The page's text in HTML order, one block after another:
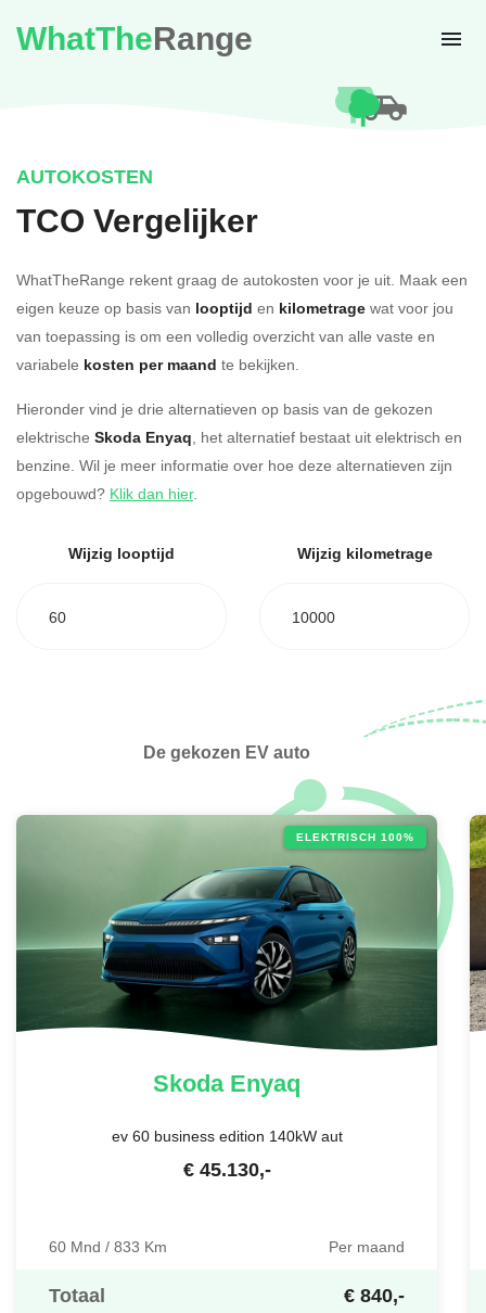
WhatTheRange
AUTOKOSTEN
TCO Vergelijker
WhatTheRange rekent graag de autokosten voor je uit. Maak een
eigen keuze op basis van looptijd en kilometrage wat voor jou
van toepassing is om een volledig overzicht van alle vaste en
variabele kosten per maand te bekijken.
Hieronder vind je drie alternatieven op basis van de gekozen
elektrische Skoda Enyaq, het alternatief bestaat uit elektrisch en
benzine. Wil je meer informatie over hoe deze alternatieven zijn
opgebouwd? Klik dan hier.
Wijzig looptijd
60
Wijzig kilometrage
10000
De gekozen EV auto
ELEKTRISCH 100%
SkodaEnyaq
ev 60 business edition 140kW aut
€ 45.130,-
60 Mnd / 833 Km Per maand
Totaal € 840,-